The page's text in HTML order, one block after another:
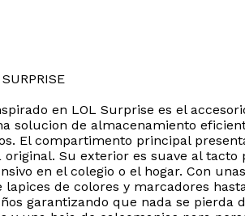
en LOL Surprise es el
solucion de almacenamiento
El compartimento principal
Su exterior es suave al
en el colegio o el hogar. Con
de colores y marcadores
garantizando que nada se